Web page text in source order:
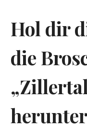
Hol dir
die
herunter